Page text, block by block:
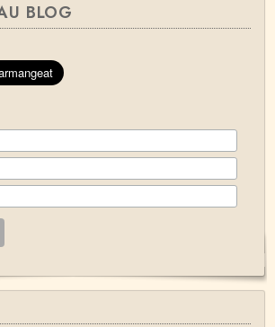
BLOG